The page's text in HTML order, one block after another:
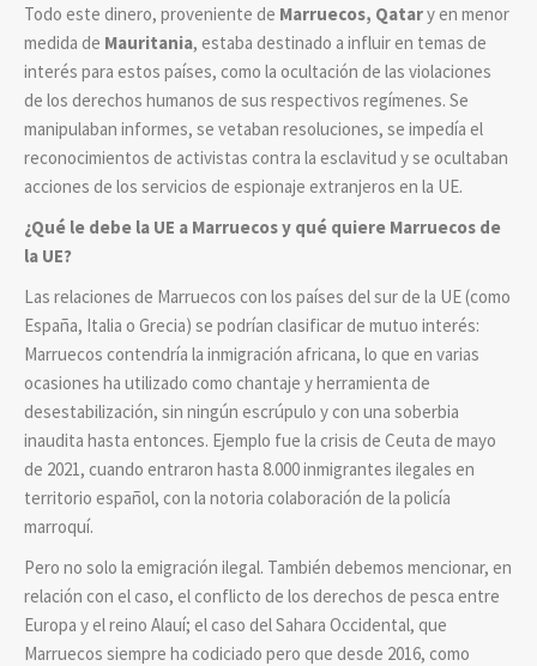
Todo este dinero, proveniente de Marruecos, Qatary en menor
medida de Mauritania, estaba destinado a influir en temas de
interés para estos países, como la ocultación de las violaciones
de los derechos humanos de sus respectivos regímenes. Se
manipulaban informes, se vetaban resoluciones, se impedía el
reconocimientos de activistas contra la esclavitud y se ocultaban
acciones de los servicios de espionaje extranjeros en la UE.
¿Qué le debe la UE a Marruecos y qué quiere Marruecos de
la UE?
Las relaciones de Marruecos con los países del sur de la UE (como
España, Italia o Grecia) se podrían clasificar de mutuo interés:
Marruecos contendría la inmigración africana, lo que en varias
ocasiones ha utilizado como chantaje y herramienta de
desestabilización, sin ningún escrúpulo y con una soberbia
inaudita hasta entonces. Ejemplo fue la crisis de Ceuta de mayo
de 2021, cuando entraron hasta 8.000 inmigrantes ilegales en
territorio español, con la notoria colaboración de la policía
marroquí.
Pero no solo la emigración ilegal. También debemos mencionar, en
relación con el caso, el conflicto de los derechos de pesca entre
Europa y el reino Alauí; el caso del Sahara Occidental, que
Marruecos siempre ha codiciado pero que desde 2016, como